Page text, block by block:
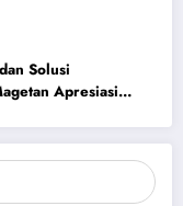
Solusi
Apresiasi